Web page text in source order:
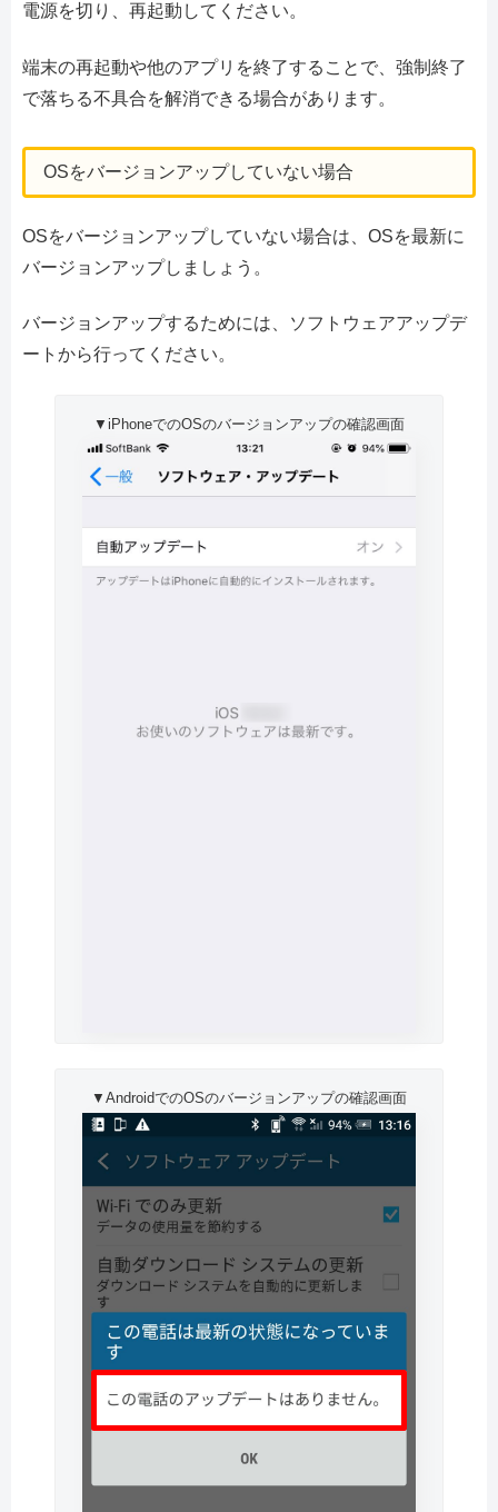
電源を切り、再起動してください。
端末の再起動や他のアプリを終了することで、強制終了
で落ちる不具合を解消できる場合があります。
OSをバージョンアップしていない場合
OSをバージョンアップしていない場合は、OSを最新に
バージョンアップしましょう。
バージョンアップするためには、ソフトウェアアップデ
ートから行ってください。
▼iPhoneでのOSのバージョンアップの確認画面
▼AndroidでのOSのバージョンアップの確認画面